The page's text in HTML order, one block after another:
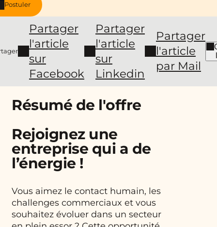
Postuler
Partager
l'article
sur
Facebook
Partager
l'article
sur
Linkedin
Partager
l'article
par Mail
Résumé de l'offre
Rejoignez une
entreprise qui a de
l’énergie !
Vous aimez le contact humain, les
challenges commerciaux et vous
souhaitez évoluer dans un secteur